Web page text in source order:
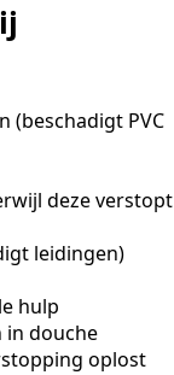
(beschadigt PVC
deze verstopt
leidingen)
hulp
in douche
oplost